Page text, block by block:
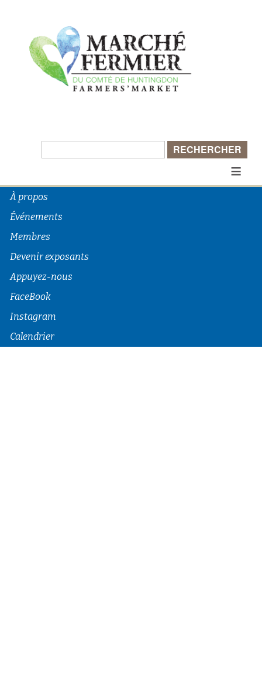
≡
À propos
Événements
Membres
Devenir exposants
Appuyez-nous
FaceBook
Instagram
Calendrier